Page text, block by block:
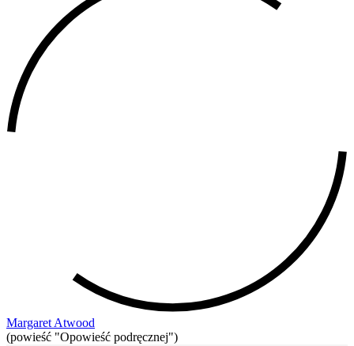
Margaret Atwood
(powieść "Opowieść podręcznej")